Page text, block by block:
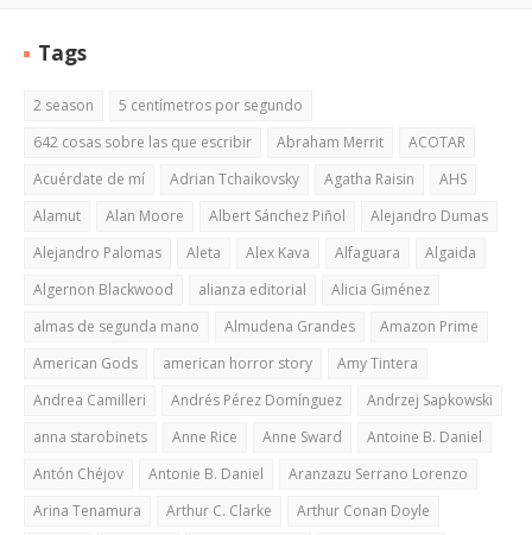
Tags
2 season
5 centímetros por segundo
642 cosas sobre las que escribir
Abraham Merrit
ACOTAR
Acuérdate de mí
Adrian Tchaikovsky Agatha Raisin
AHS
Alamut
Alan Moore Albert Sánchez Piñol
Alejandro Dumas
Alejandro Palomas
Aleta Alex Kava Alfaguara
Algaida
Algernon Blackwood
alianza editorial
Alicia Giménez
almas de segunda mano
Almudena Grandes
Amazon Prime
American Gods
american horror story
Amy Tintera
Andrea Camilleri
Andrés Pérez Domínguez
Andrzej Sapkowski
anna starobinets
Anne Rice Anne Sward
Antoine B. Daniel
Antón Chéjov
Antonie B. Daniel
Aranzazu Serrano Lorenzo
Arina Tenamura
Arthur C. Clarke
Arthur Conan Doyle